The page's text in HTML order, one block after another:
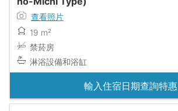
查看照片
19 m²
禁菸房
淋浴設備和浴缸
輸入住宿日期查詢特惠